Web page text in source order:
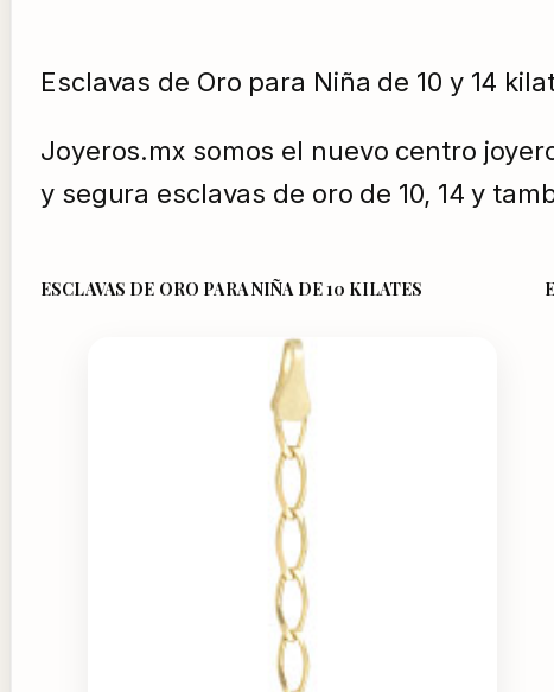
Esclavas de Oro para Niña de 10 y 14
Joyeros.mx somos el nuevo centro
y segura esclavas de oro de 10, 14 y
ESCLAVAS DE ORO PARA NIÑA DE 10 KILATES